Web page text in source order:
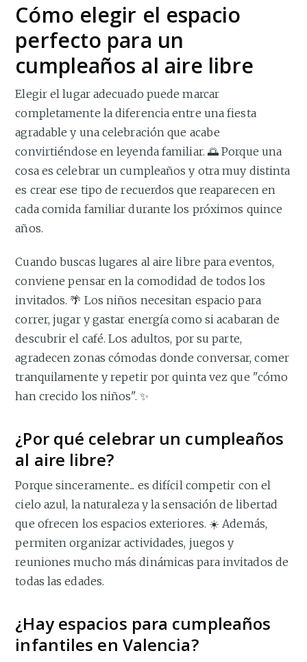
Cómo elegir el espacio
perfecto para un
cumpleaños al aire libre
Elegir el lugar adecuado puede marcar
completamente la diferencia entre una fiesta
agradable y una celebración que acabe
convirtiéndose en leyenda familiar. 🌅 Porque una
cosa es celebrar un cumpleaños y otra muy distinta
es crear ese tipo de recuerdos que reaparecen en
cada comida familiar durante los próximos quince
años.
Cuando buscas lugares al aire libre para eventos,
conviene pensar en la comodidad de todos los
invitados. 🌴 Los niños necesitan espacio para
correr, jugar y gastar energía como si acabaran de
descubrir el café. Los adultos, por su parte,
agradecen zonas cómodas donde conversar, comer
tranquilamente y repetir por quinta vez que "cómo
han crecido los niños". ✨
¿Por qué celebrar un cumpleaños
al aire libre?
Porque sinceramente... es difícil competir con el
cielo azul, la naturaleza y la sensación de libertad
que ofrecen los espacios exteriores. ☀️ Además,
permiten organizar actividades, juegos y
reuniones mucho más dinámicas para invitados de
todas las edades.
¿Hay espacios para cumpleaños
infantiles en Valencia?